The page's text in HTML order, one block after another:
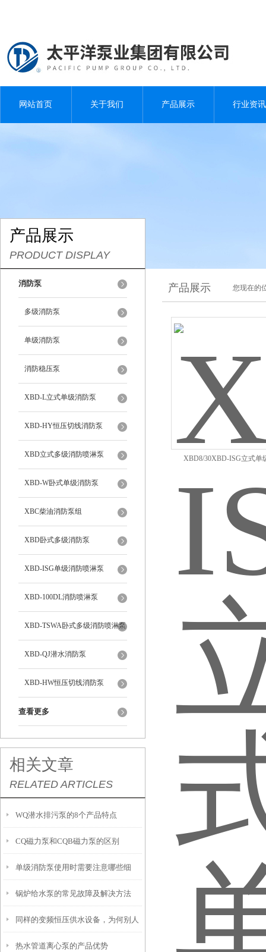
网站首页 关于我们 产品展示 行业资讯
产品展示
PRODUCT DISPLAY
消防泵
多级消防泵
单级消防泵
消防稳压泵
XBD-L立式单级消防泵
XBD-HY恒压切线消防泵
XBD立式多级消防喷淋泵
XBD-W卧式单级消防泵
XBC柴油消防泵组
XBD卧式多级消防泵
XBD-ISG单级消防喷淋泵
XBD-100DL消防喷淋泵
XBD-TSWA卧式多级消防喷淋泵
XBD-QJ潜水消防泵
XBD-HW恒压切线消防泵
查看更多
相关文章
RELATED ARTICLES
WQ潜水排污泵的8个产品特点
CQ磁力泵和CQB磁力泵的区别
单级消防泵使用时需要注意哪些细
节？
锅炉给水泵的常见故障及解决方法
同样的变频恒压供水设备，为何别人
的使用寿命如此长？
热水管道离心泵的产品优势
产品展示 您现在的
XBD8/30XBD-ISG立式单